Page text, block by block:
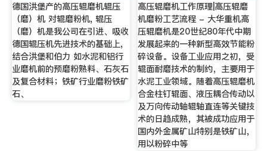
德国洪堡产的高压辊磨机辊压
（磨）机 对辊磨粉机, 辊压
（磨）机是我公司在引进、吸收
德国辊压机先进技术的基础上,
结合洪堡和伯力 如水泥和铝行
业磨机前的预磨粉熟料、石灰石
及复合材料；铁矿行业磨粉铁矿
石、
高压辊磨机工作原理|高压辊磨
机磨粉工艺流程 - 大华重机高
压辊磨机是20世纪80年代中期
发展起来的一种新型高效节能粉
碎设备。设备工业应用之初，受
辊面耐磨技术的制约，主要用于
水泥工业领域。随着高压辊磨机
合金柱钉辊面、液压耦合传动以
及万向传动轴辊轴直连等关键技
术的日趋成熟，其被成功应用于
国内外金属矿山特别是铁矿山，
用以粉碎中等